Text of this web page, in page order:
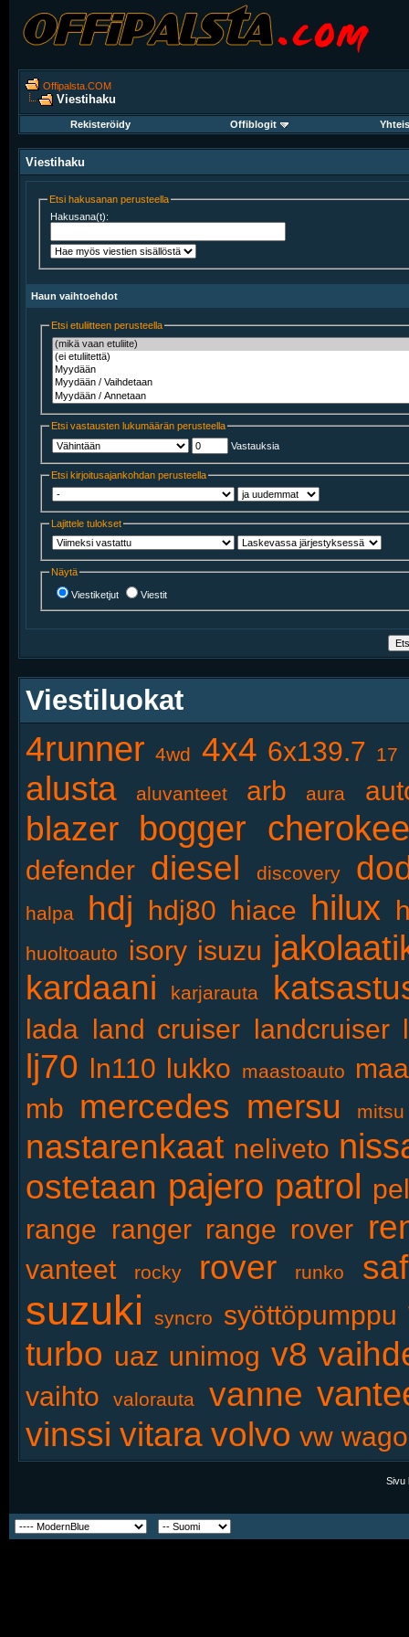
Offipalsta.COM
Viestihaku
Rekisteröidy Offiblogit
Viestihaku
Etsi hakusanan perusteella
Hakusana(t):
Haun vaihtoehdot
Etsi etuliitteen perusteella
Etsi vastausten lukumäärän perusteella
Vastauksia
Etsi kirjoitusajankohdan perusteella
Lajittele tulokset
Näytä
Viestiketjut Viestit
Viestiluokat
4runner 4wd 4x4 6x139.7 17
alusta aluvanteet arb aura
blazer bogger cherokee
defender diesel discovery
halpa hdj hdj80 hiace hilux
huoltoauto isory isuzu
kardaani karjarauta
lada land cruiser landcruiser
lj70 ln110 lukko maastoauto
mb mercedes mersu mitsu
nastarenkaat neliveto
ostetaan pajero patrol
range ranger range rover
vanteet rocky rover runko
suzuki syncro syöttöpumppu
turbo uaz unimog v8
vaihto valorauta vanne
vinssi vitara volvo vw
Sivu